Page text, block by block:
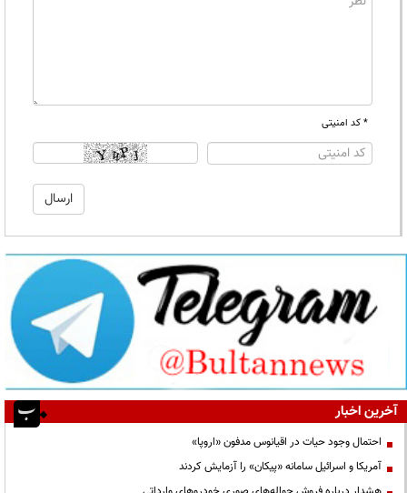
* کد امنیتی
آخرین اخبار
احتمال وجود حیات در اقیانوس مدفون «اروپا»
آمریکا و اسرائیل سامانه «پیکان» را آزمایش کردند